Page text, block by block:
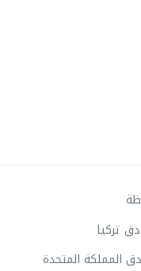
تركيا
المملكة المتحدة